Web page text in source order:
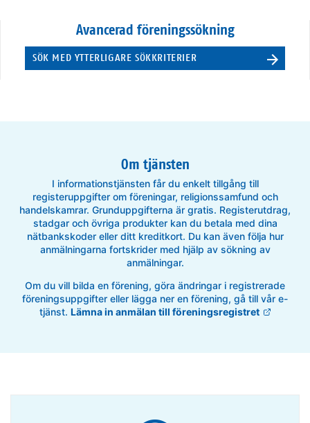
Avancerad föreningssökning
SÖK MED YTTERLIGARE SÖKKRITERIER
Om tjänsten
I informationstjänsten får du enkelt tillgång till
registeruppgifter om föreningar, religionssamfund och
handelskamrar. Grunduppgifterna är gratis. Registerutdrag,
stadgar och övriga produkter kan du betala med dina
nätbankskoder eller ditt kreditkort. Du kan även följa hur
anmälningarna fortskrider med hjälp av sökning av
anmälningar.
Om du vill bilda en förening, göra ändringar i registrerade
föreningsuppgifter eller lägga ner en förening, gå till vår e-
tjänst. Lämna in anmälan till föreningsregistret